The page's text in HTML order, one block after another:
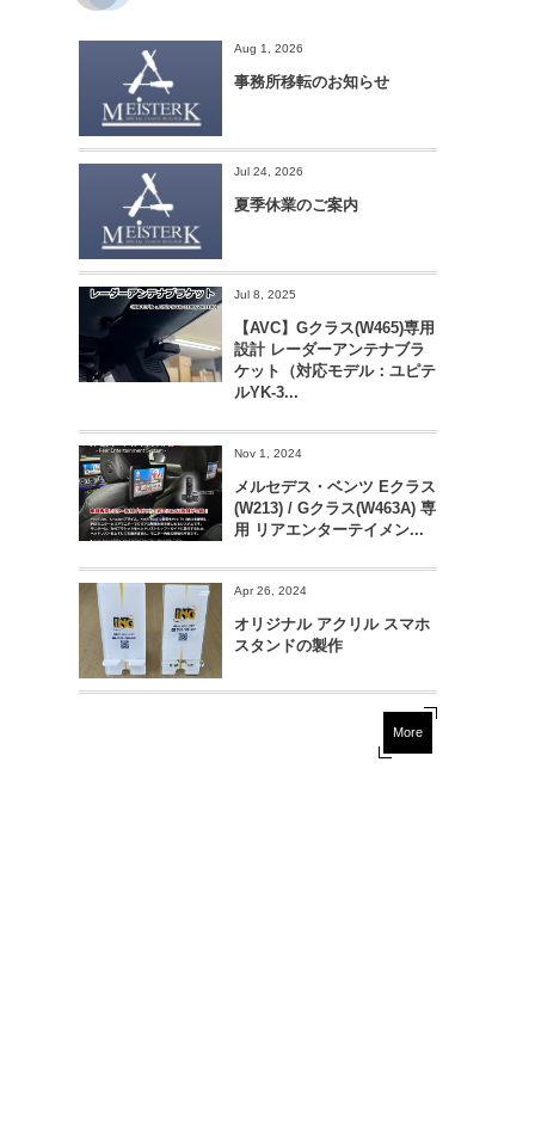
Aug 1, 2026
事務所移転のお知らせ
Jul 24, 2026
夏季休業のご案内
Jul 8, 2025
【AVC】Gクラス(W465)専用
設計 レーダーアンテナブラ
ケット（対応モデル：ユピテ
ルYK-3...
Nov 1, 2024
メルセデス・ベンツ Eクラス
(W213) / Gクラス(W463A) 専
用 リアエンターテイメン...
Apr 26, 2024
オリジナル アクリル スマホ
スタンドの製作
More